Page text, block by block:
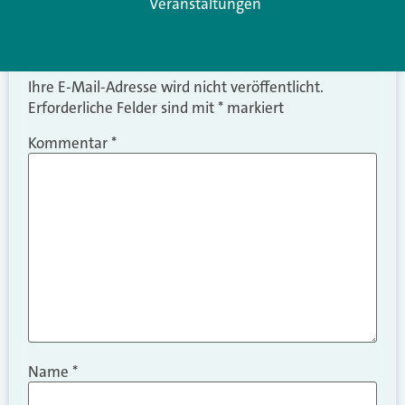
Schreiben Sie einen
Ihre E-Mail-Adresse wird nicht veröffentlicht.
Erforderliche Felder sind mit* markiert
Kommentar*
Name *